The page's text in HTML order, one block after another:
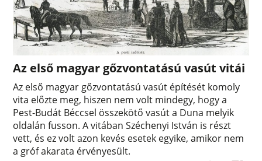
Az első magyar gőzvontatású vasút vitái
Az első magyar gőzvontatású vasút építését komoly
vita előzte meg, hiszen nem volt mindegy, hogy a
Pest-Budát Béccsel összekötő vasút a Duna melyik
oldalán fusson. A vitában Széchenyi István is részt
vett, és ez volt azon kevés esetek egyike, amikor nem
a gróf akarata érvényesült.